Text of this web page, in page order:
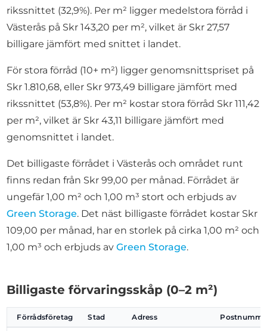
rikssnittet (32,9%). Per m² ligger medelstora förråd i
Västerås på Skr 143,20 per m², vilket är Skr 27,57
billigare jämfört med snittet i landet.
För stora förråd (10+ m²) ligger genomsnittspriset på
Skr 1.810,68, eller Skr 973,49 billigare jämfört med
rikssnittet (53,8%). Per m² kostar stora förråd Skr 111,42
per m², vilket är Skr 43,11 billigare jämfört med
genomsnittet i landet.
Det billigaste förrådet i Västerås och området runt
finns redan från Skr 99,00 per månad. Förrådet är
ungefär 1,00 m² och 1,00 m³ stort och erbjuds av
Green Storage. Det näst billigaste förrådet kostar Skr
109,00 per månad, har en storlek på cirka 1,00 m² och
1,00 m³ och erbjuds avGreen Storage.
Billigaste förvaringsskåp (0–2 m²)
Förrådsföretag Stad Adress